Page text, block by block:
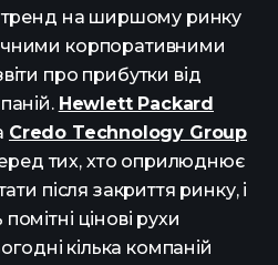
тренд на ширшому ринку
корпоративними
про прибутки від
Hewlett Packard
Credo Technology Group
тих, хто оприлюднює
після закриття ринку, і
цінові рухи
кілька компаній